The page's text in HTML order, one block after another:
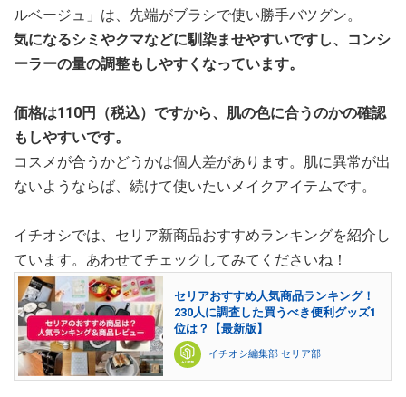
ルベージュ」は、先端がブラシで使い勝手バツグン。
気になるシミやクマなどに馴染ませやすいですし、コンシ
ーラーの量の調整もしやすくなっています。
価格は110円（税込）ですから、肌の色に合うのかの確認
もしやすいです。
コスメが合うかどうかは個人差があります。肌に異常が出
ないようならば、続けて使いたいメイクアイテムです。
イチオシでは、セリア新商品おすすめランキングを紹介し
ています。あわせてチェックしてみてくださいね！
セリアおすすめ人気商品ランキング！
230人に調査した買うべき便利グッズ1
位は？【最新版】
イチオシ編集部 セリア部